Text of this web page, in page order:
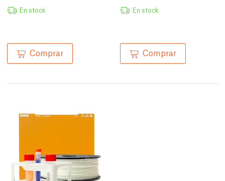
En stock
Comprar
En stock
Comprar